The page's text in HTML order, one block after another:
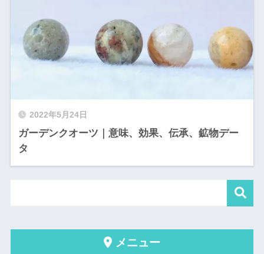
2022年5月24日
ガーデンクオーツ｜意味、効果、伝承、鉱物デー
タ
メニュー